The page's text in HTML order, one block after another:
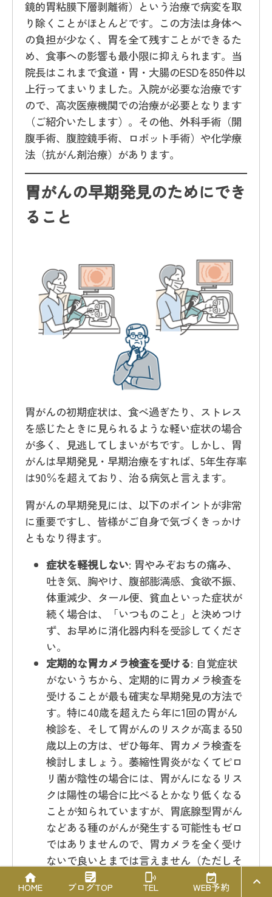
鏡的胃粘膜下層剥離術）という治療で病変を取
り除くことがほとんどです。この方法は身体へ
の負担が少なく、胃を全て残すことができるた
め、食事への影響も最小限に抑えられます。当
院長はこれまで食道・胃・大腸のESDを850件以
上行ってまいりました。入院が必要な治療です
ので、高次医療機関での治療が必要となります
（ご紹介いたします）。その他、外科手術（開
腹手術、腹腔鏡手術、ロボット手術）や化学療
法（抗がん剤治療）があります。
胃がんの早期発見のためにでき
ること
胃がんの初期症状は、食べ過ぎたり、ストレス
を感じたときに見られるような軽い症状の場合
が多く、見逃してしまいがちです。しかし、胃
がんは早期発見・早期治療をすれば、5年生存率
は90％を超えており、治る病気と言えます。
胃がんの早期発見には、以下のポイントが非常
に重要ですし、皆様がご自身で気づくきっかけ
ともなり得ます。
症状を軽視しない: 胃やみぞおちの痛み、
吐き気、胸やけ、腹部膨満感、食欲不振、
体重減少、タール便、貧血といった症状が
続く場合は、「いつものこと」と決めつけ
ず、お早めに消化器内科を受診してくださ
い。
定期的な胃カメラ検査を受ける: 自覚症状
がないうちから、定期的に胃カメラ検査を
受けることが最も確実な早期発見の方法で
す。特に40歳を超えたら年に1回の胃がん
検診を、そして胃がんのリスクが高まる50
歳以上の方は、ぜひ毎年、胃カメラ検査を
検討しましょう。萎縮性胃炎がなくてピロ
リ菌が陰性の場合には、胃がんになるリス
クは陽性の場合に比べるとかなり低くなる
ことが知られていますが、胃底腺型胃がん
などある種のがんが発生する可能性もゼロ
ではありませんので、胃カメラを全く受け
ないで良いとまでは言えません（ただしそ
のリスクは高いとは言えず過剰に心配する
必要はありません）。
HOME ブログTOP TEL WEB予約
OP